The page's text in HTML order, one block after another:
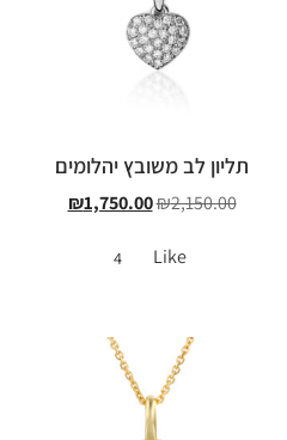
תליון לב משובץ יהלומים
₪2,150.00
₪1,750.00
Like
4